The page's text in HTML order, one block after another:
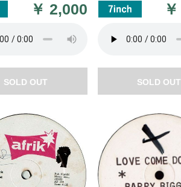
￥ 2,000
SOLD OUT
￥
SOLD OUT